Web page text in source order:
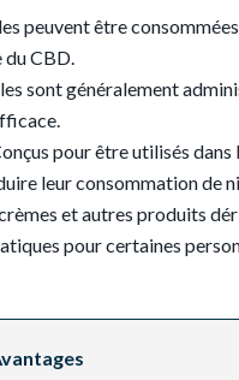
peuvent être
CBD.
sont généralement
pour être utilisés
leur consommation de
et autres produits
pour certaines